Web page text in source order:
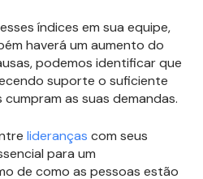
índices em sua equipe,
haverá um aumento do
podemos identificar que
suporte o suficiente
as suas demandas.
lideranças com seus
para um
de como as pessoas estão